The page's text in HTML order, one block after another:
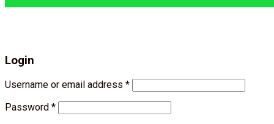
Login
Username or email address *
Password *